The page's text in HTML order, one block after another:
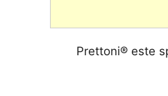
Prettoni® este